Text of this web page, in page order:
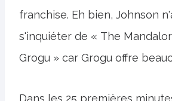
franchise. Eh bien, Johnson
s'inquiéter de « The
Grogu » car Grogu offre
Dans les 25 premières